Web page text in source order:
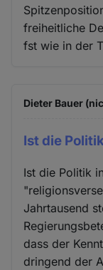
freiheitliche
fst wie in der
Dieter Bauer
Ist die
Ist die Politik
Jahrtausend
dass der
dringend der